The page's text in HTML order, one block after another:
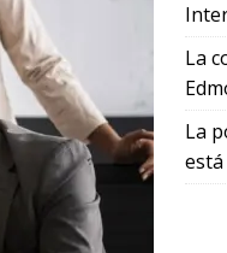
La
La